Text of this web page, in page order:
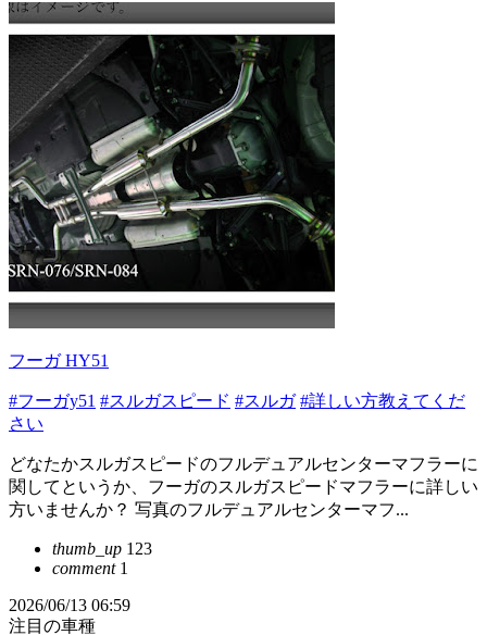
フーガ HY51
#フーガy51 #スルガスピード #スルガ #詳しい方教えてくだ
さい
どなたかスルガスピードのフルデュアルセンターマフラーに
関してというか、フーガのスルガスピードマフラーに詳しい
方いませんか？ 写真のフルデュアルセンターマフ...
thumb_up 123
comment1
2026/06/13 06:59
注目の車種